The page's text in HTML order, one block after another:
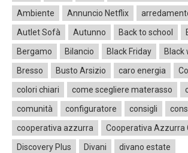
Ambiente
Annuncio Netflix
Autlet Sofà
Autunno Back to school
Bergamo
Bilancio Black Friday Black
Bresso
Busto Arsizio caro energia
colori chiari
come scegliere materasso
comunità
configuratore consigli
cooperativa azzurra
Cooperativa Azzurra
Discovery Plus
Divani
divano estate